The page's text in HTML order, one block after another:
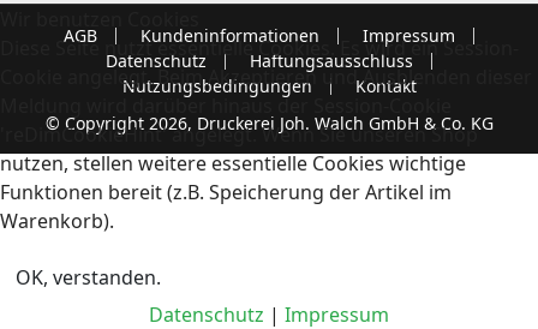
AGB Kundeninformationen
Impressum
Datenschutz
Haftungsausschluss
Nutzungsbedingungen
Kontakt
© Copyright 2026, Druckerei Joh. Walch GmbH & Co. KG
Diese Seite nutzt essentielle Cookies. Es wird ein Session-
Cookie angelegt. Beim Akzeptieren und Ausblenden dieser
Meldung wird darüber hinaus der Session-Cookie
'reDimCookieHint' angelegt. Wenn Sie unseren Shop
nutzen, stellen weitere essentielle Cookies wichtige
Funktionen bereit (z.B. Speicherung der Artikel im
Warenkorb).
OK, verstanden.
Datenschutz | Impressum